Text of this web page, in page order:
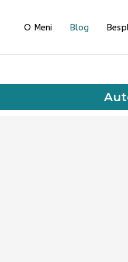
O Meni Blog